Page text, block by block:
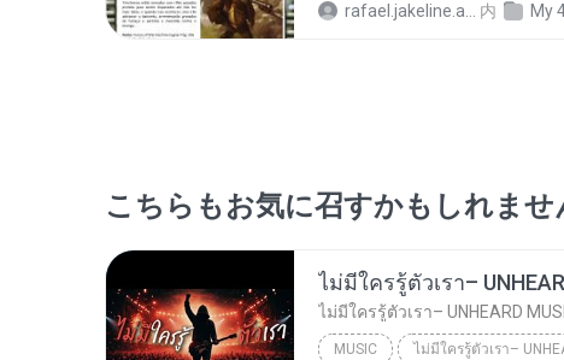
rafael.jakeline.araujo 内 My
こちらもお気に召すかもしれませ
MUSIC